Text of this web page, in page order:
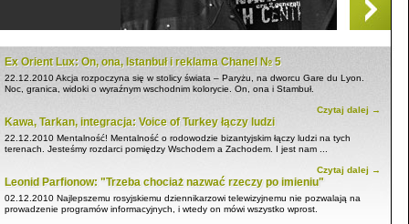
Ex Orient Lux: On, ona, Istanbuł i reklama Chanel № 5
22.12.2010Akcja rozpoczyna się w stolicy świata – Paryżu, na dworcu Gare du Lyon.
Noc, granica, widoki o wyraźnym wschodnim kolorycie. On, ona i Stambuł.
Czytaj dalej →
Kawa, Tarkan, integracja: Voice of Turkey łączy ludzi
22.12.2010 Mentalność! Mentalność o rodowodzie bizantyjskim łączy ludzi na tych
terenach. Jesteśmy rozdarci pomiędzy Wschodem a Zachodem. I jest nam ...
Czytaj dalej →
Leonid Parfionow: "Trzeba chociaż nazwać rzeczy po imieniu"
02.12.2010 Najlepszemu rosyjskiemu dziennikarzowi telewizyjnemu nie pozwalają na
prowadzenie programów informacyjnych, i wtedy on mówi wszystko wprost.